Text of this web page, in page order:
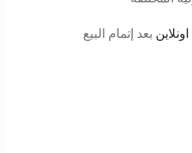
بعد إتمام البيع